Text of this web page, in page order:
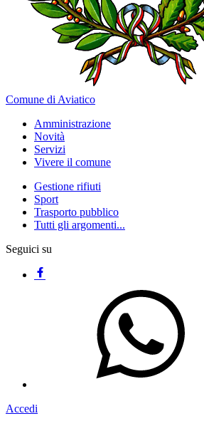
Comune di Aviatico
Amministrazione
Novità
Servizi
Vivere il comune
Gestione rifiuti
Sport
Trasporto pubblico
Tutti gli argomenti...
Seguici su
Accedi